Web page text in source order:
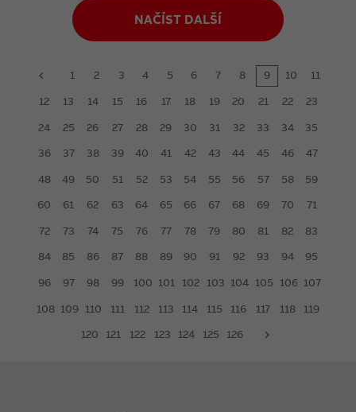
NAČÍST DALŠÍ
1 2 3 4 5 6 7 8 9 10
11
12
13 14 15 16 17 18 19 20 21 22
23
24
25 26 27 28 29 30 31 32 33 34
35
36
37 38 39 40 41 42 43 44 45 46
47
48
49 50 51 52 53 54 55 56 57 58
59
60
61 62 63 64 65 66 67 68 69 70
71
72
73 74 75 76 77 78 79 80 81 82
83
84
85 86 87 88 89 90 91 92 93 94
95
96
97 98 99 100 101 102 103 104 105 106 107
108 109 110 111 112 113 114 115 116 117 118
119
120
121 122 123 124 125
126